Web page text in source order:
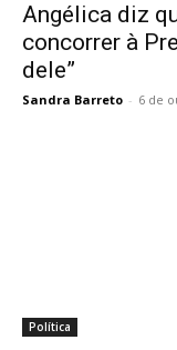
Angélica diz
concorrer à
dele”
Sandra Barreto - 6 de
Política